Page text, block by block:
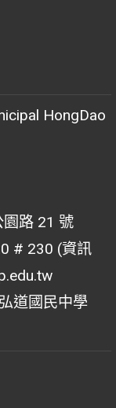
HongDao
路 21 號
# 230 (資訊
道國民中學